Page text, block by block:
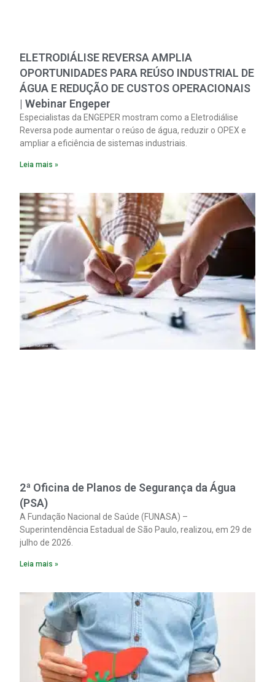
ELETRODIÁLISE REVERSA AMPLIA
OPORTUNIDADES PARA REÚSO INDUSTRIAL DE
ÁGUA E REDUÇÃO DE CUSTOS OPERACIONAIS
| Webinar Engeper
Especialistas da ENGEPER mostram como a Eletrodiálise
Reversa pode aumentar o reúso de água, reduzir o OPEX e
ampliar a eficiência de sistemas industriais.
Leia mais »
2ª Oficina de Planos de Segurança da Água
(PSA)
A Fundação Nacional de Saúde (FUNASA) –
Superintendência Estadual de São Paulo, realizou, em 29 de
julho de 2026.
Leia mais »